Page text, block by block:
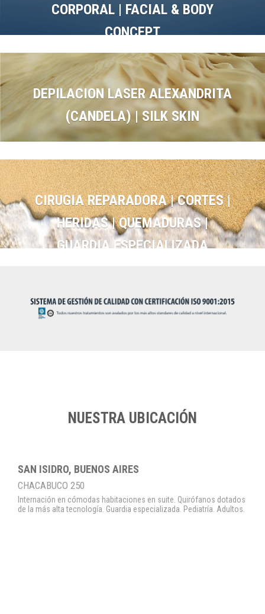
CORPORAL | FACIAL & BODY
CONCEPT
DEPILACION LASER ALEXANDRITA
(CANDELA) | SILK SKIN
CIRUGIA REPARADORA | CORTES |
HERIDAS | QUEMADURAS |
GUARDIA ESPECIALIZADA
NUESTRA UBICACIÓN
SAN ISIDRO, BUENOS AIRES
CHACABUCO 250
Internación en cómodas habitaciones en suite. Quirófanos dotados
de la más alta tecnología. Guardia especializada. Pediatría. Adultos.